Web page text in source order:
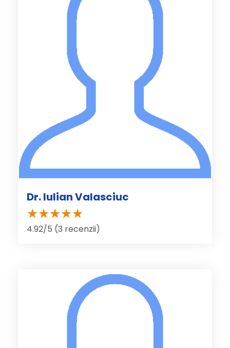
Dr. Iulian Valasciuc
4.92/5 (3 recenzii)